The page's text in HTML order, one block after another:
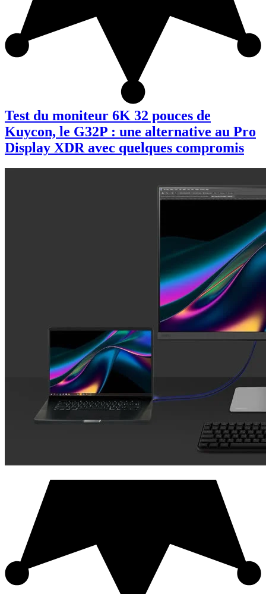
Test du moniteur 6K 32 pouces de
Kuycon, le G32P : une alternative au Pro
Display XDR avec quelques compromis